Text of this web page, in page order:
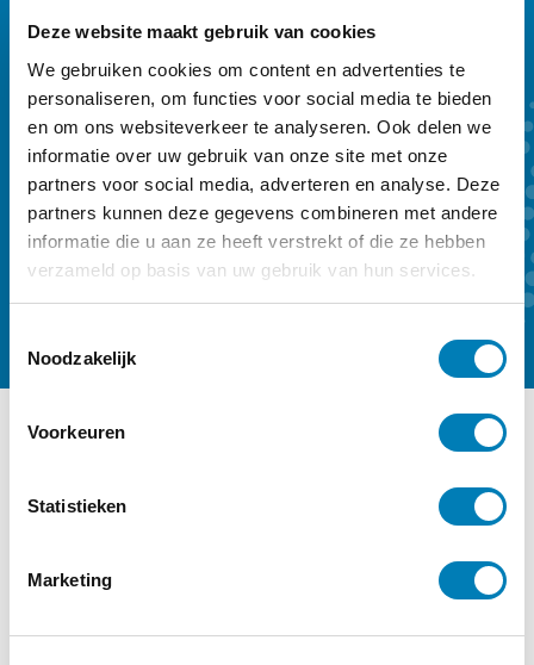
Deze website maakt gebruik van cookies
We gebruiken cookies om content en advertenties te
personaliseren, om functies voor social media te bieden
en om ons websiteverkeer te analyseren. Ook delen we
informatie over uw gebruik van onze site met onze
partners voor social media, adverteren en analyse. Deze
partners kunnen deze gegevens combineren met andere
informatie die u aan ze heeft verstrekt of die ze hebben
verzameld op basis van uw gebruik van hun services.
e
Noodzakelijk
Voorkeuren
Statistieken
Marketing
Sleutelwoorden zijn preventie,
vroegtijdige onderkenning en vroeghulp.
Ons kwartaalmagazine biedt achtergrond
en verdieping. Een abonnement kost €
59,- per jaar.
Kennismaken Abonneren
Categorie: